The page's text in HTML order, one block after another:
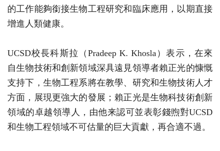
的工作能夠銜接生物工程研究和臨床應用，以期直接
增進人類健康。
UCSD校長科斯拉（Pradeep K. Khosla）表示，在來
自生物技術和創新領域深具遠見領導者賴正光的慷慨
支持下，生物工程系將在教學、研究和生物技術人才
方面，展現更強大的發展；賴正光是生物科技術創新
領域的卓越領導人，由他来認可並表彰錢煦對UCSD
和生物工程領域不可估量的巨大貢獻，再合適不過。